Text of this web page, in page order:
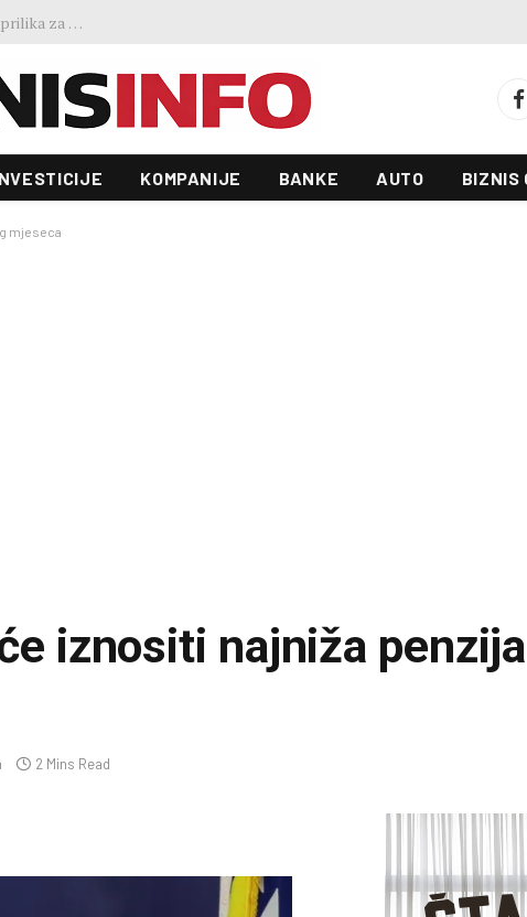
Predstavljen projekt “Galeria”: Toranj od 31 sprata i investicija od 100 miliona KM, gradnja već počela
KOMPANIJE BANKE AUTO BIZNIS
mjeseca
iznositi najniža
2 Mins Read